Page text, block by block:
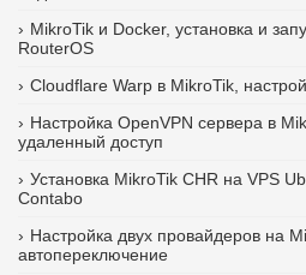
MikroTik и Docker, установка и
RouterOS
Cloudflare Warp в MikroTik,
Настройка OpenVPN сервера в
удаленный доступ
Установка MikroTik CHR на VPS
Contabo
Настройка двух провайдеров на
автопереключение